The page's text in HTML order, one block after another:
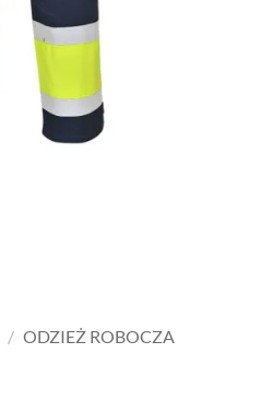
/ ODZIEŻ ROBOCZA